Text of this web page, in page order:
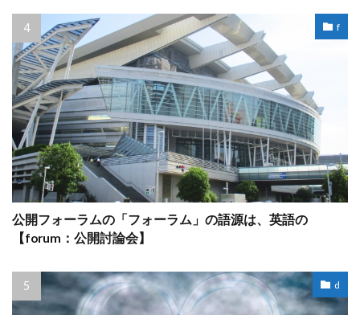
f
公開フォーラムの「フォーラム」の語源は、英語の
【forum：公開討論会】
d